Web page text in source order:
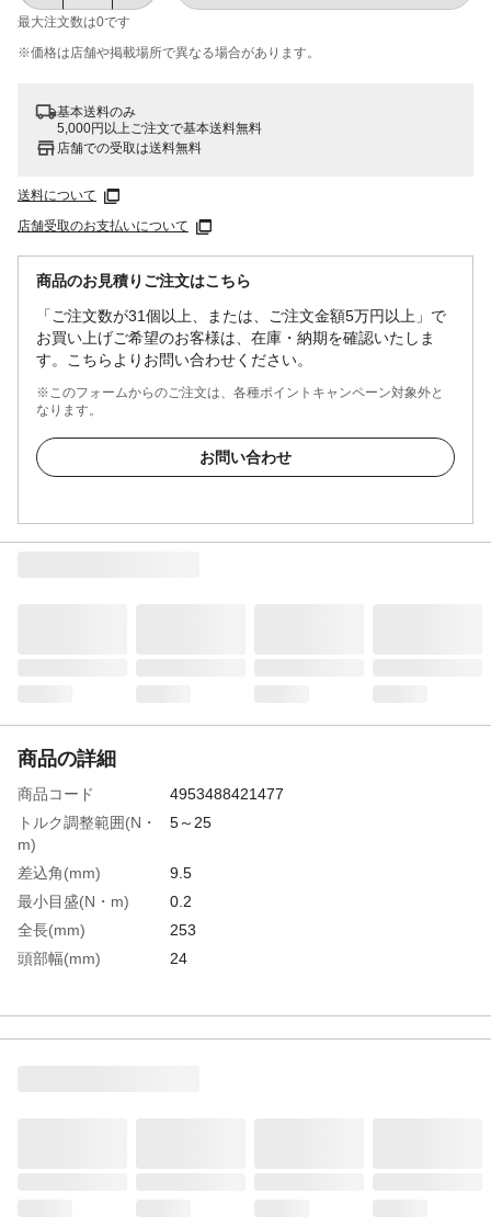
最大注文数は0です
※価格は​店舗や​掲載場所で​異なる​場合が​あります。
基本送料のみ
5,000円以上ご注文で基本送料無料
店舗での受取は送料無料
送料について
店舗受取のお支払いについて
商品のお見積りご注文はこちら
「ご注文数が31個以上、または、ご注文金額5万円以上」で
お買い上げご希望のお客様は、在庫・納期を確認いたしま
す。こちらよりお問い合わせください。
※このフォームからのご注文は、各種ポイントキャンペーン対象外と
なります。
お問い合わせ
商品の詳細
商品コード
4953488421477
トルク調整範囲(N・
m)
5～25
差込角(mm)
9.5
最小目盛(N・m)
0.2
全長(mm)
253
頭部幅(mm)
24
重さ
0.300KG